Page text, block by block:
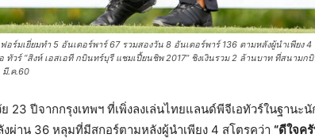
มเยี่ยมทำ 5 อันเดอร์พาร์ 67 รวมสองวัน 8 อันเดอร์พาร์ 136 ตามหลังผู้นำเพียง 4
วร์ “สิงห์ เอสเอที กบินทร์บุรี แชมเปี้ยนชิพ 2017” ชิงเงินรวม 2 ล้านบาท ที่สนามก
มี.ค.60
23 ปีจากกรุงเทพฯ ที่เพิ่งลงเล่นไทยแลนด์พีจีเอทัวร์ในฐานะ
งผ่าน 36 หลุมที่มีสกอร์ตามหลังผู้นำเพียง 4 สโตรคว่า “ดีใจค